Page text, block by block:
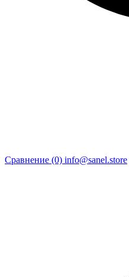
Сравнение (0) info@sanel.store